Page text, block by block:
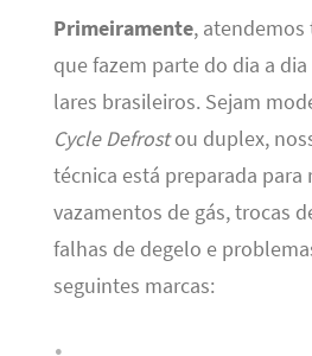
Primeiramente, atendemos
que fazem parte do dia a
lares brasileiros. Sejam
Cycle Defrostou duplex,
técnica está preparada para
vazamentos de gás, trocas
falhas de degelo e
seguintes marcas: